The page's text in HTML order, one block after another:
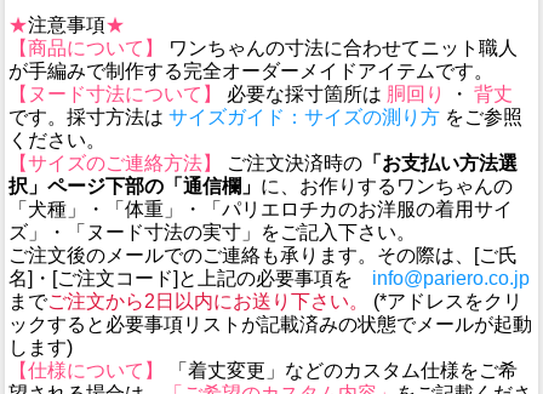
★注意事項★
【商品について】
ワンちゃんの寸法に合わせてニット職人
が手編みで制作する完全オーダーメイドアイテムです。
【ヌード寸法について】
必要な採寸箇所は 胴回り ・ 背丈
です。採寸方法は サイズガイド：サイズの測り方 をご参照
ください。
【サイズのご連絡方法】
ご注文決済時の 「お支払い方法選
択」ページ下部の「通信欄」 に、お作りするワンちゃんの
「犬種」・「体重」・「パリエロチカのお洋服の着用サイ
ズ」・「ヌード寸法の実寸」をご記入下さい。
ご注文後のメールでのご連絡も承ります。その際は、[ご氏
名]・[ご注文コード]と上記の必要事項を info@pariero.co.jp
までご注文から2日以内にお送り下さい。
(*アドレスをクリ
ックすると必要事項リストが記載済みの状態でメールが起動
します)
【仕様について】
「着丈変更」などのカスタム仕様をご希